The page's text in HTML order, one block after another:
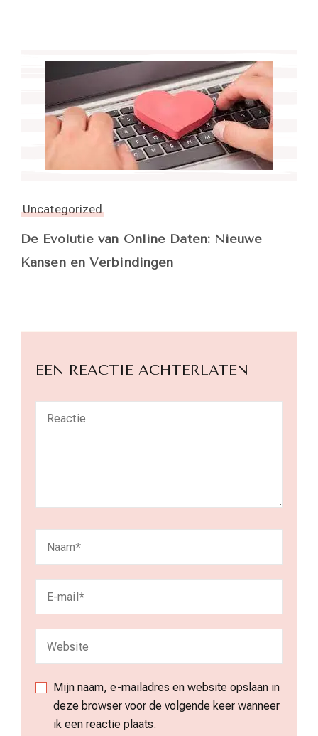
Uncategorized
De Evolutie van Online Daten: Nieuwe
Kansen en Verbindingen
EEN REACTIE ACHTERLATEN
Mijn naam, e-mailadres en website opslaan in
deze browser voor de volgende keer wanneer
ik een reactie plaats.